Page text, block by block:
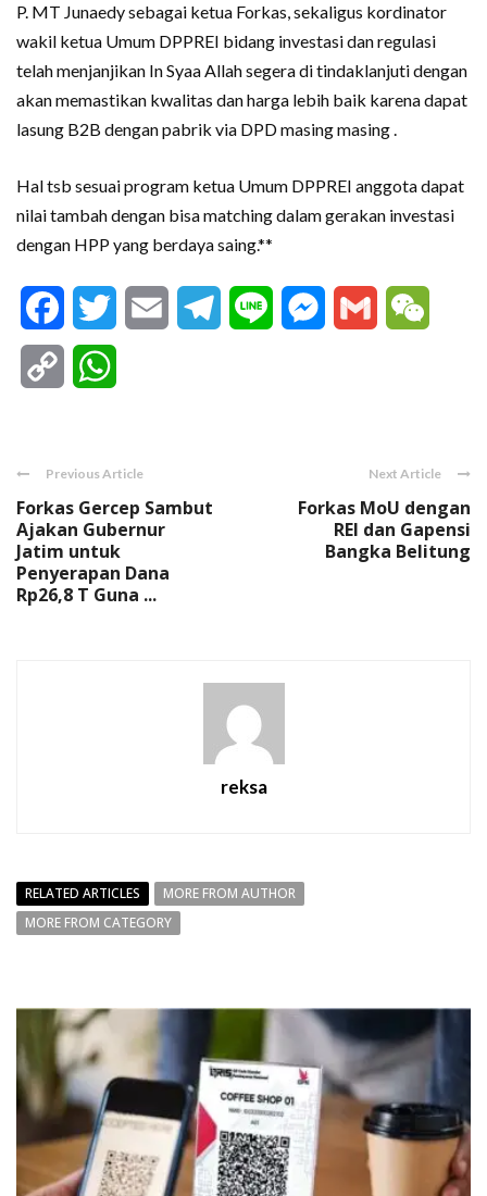
P. MT Junaedy sebagai ketua Forkas, sekaligus kordinator
wakil ketua Umum DPPREI bidang investasi dan regulasi
telah menjanjikan In Syaa Allah segera di tindaklanjuti dengan
akan memastikan kwalitas dan harga lebih baik karena dapat
lasung B2B dengan pabrik via DPD masing masing .
Hal tsb sesuai program ketua Umum DPPREI anggota dapat
nilai tambah dengan bisa matching dalam gerakan investasi
dengan HPP yang berdaya saing.**
FacebookTwitter Email Telegram
Line Messenger
Gmail
Copy
Previous Article
Forkas Gercep Sambut
Ajakan Gubernur
Jatim untuk
Penyerapan Dana
Rp26,8 T Guna ...
Next Article
Forkas MoU dengan
REI dan Gapensi
Bangka Belitung
reksa
RELATED ARTICLES
MORE FROM AUTHOR
MORE FROM CATEGORY